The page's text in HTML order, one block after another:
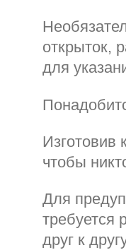
открыток,
для
Изготовив
чтобы
Для
требуется
друг к